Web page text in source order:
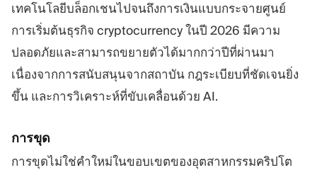
เทคโนโลยีบล็อกเชนไปจนถึงการเงินแบบกระจายศูนย์
การเริ่มต้นธุรกิจ cryptocurrency ในปี 2026 มีความ
ปลอดภัยและสามารถขยายตัวได้มากกว่าปีที่ผ่านมา
เนื่องจากการสนับสนุนจากสถาบัน กฎระเบียบที่ชัดเจนยิ่ง
ขึ้น และการวิเคราะห์ที่ขับเคลื่อนด้วย AI.
การขุด
การขุดไม่ใช่คำใหม่ในขอบเขตของอุตสาหกรรมคริปโต